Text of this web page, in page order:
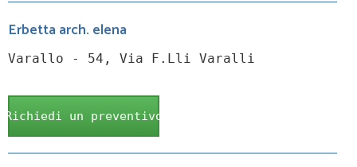
Erbetta arch. elena
Varallo - 54, Via F.Lli Varalli
Richiedi un preventivo